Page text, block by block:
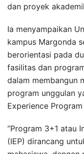
dan proyek
Ia menyampaikan
kampus Margonda
berorientasi pada
fasilitas dan
dalam membangun
program unggulan
Experience Program
“Program 3+1 atau
(IEP) dirancang